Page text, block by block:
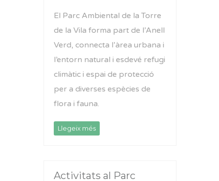
El Parc Ambiental de la Torre
de la Vila forma part de l’Anell
Verd, connecta l’àrea urbana i
l’entorn natural i esdevé refugi
climàtic i espai de protecció
per a diverses espècies de
flora i fauna.
Llegeix més
Activitats al Parc